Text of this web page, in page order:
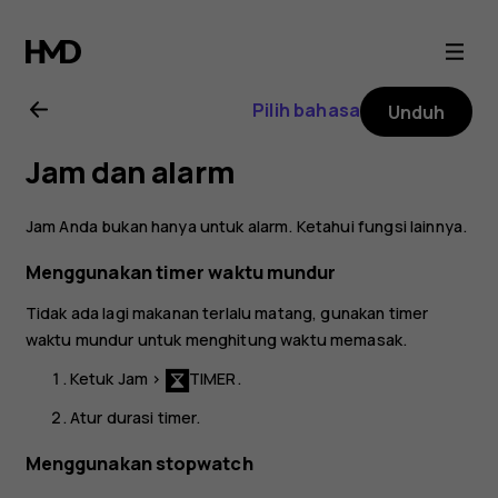
Buku
petunjuk
Nokia
6.1
Plus
Pilih bahasa Unduh
Jam dan alarm
Jam Anda bukan hanya untuk alarm. Ketahui fungsi lainnya.
Menggunakan timer waktu mundur
Tidak ada lagi makanan terlalu matang, gunakan timer
waktu mundur untuk menghitung waktu memasak.
Ketuk Jam > TIMER.
Atur durasi timer.
Menggunakan stopwatch